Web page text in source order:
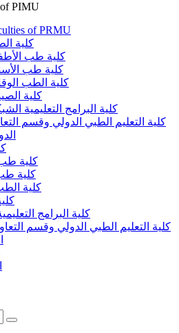
PIMU
of PRMU
كلية
كلية طب
كلية طب
كلية الطب
كلية
كلية البرامج التعليمية
كلية التعليم الطبي الدولي وقسم
كلية
كلية
كلية
كلية البرامج
كلية التعليم الطبي الدولي وقسم